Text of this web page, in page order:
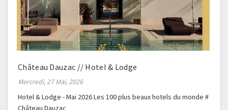
Château Dauzac // Hotel & Lodge
Mercredi, 27 Mai, 2026
Hotel & Lodge - Mai 2026 Les 100 plus beaux hotels du monde #
Château Dauzac